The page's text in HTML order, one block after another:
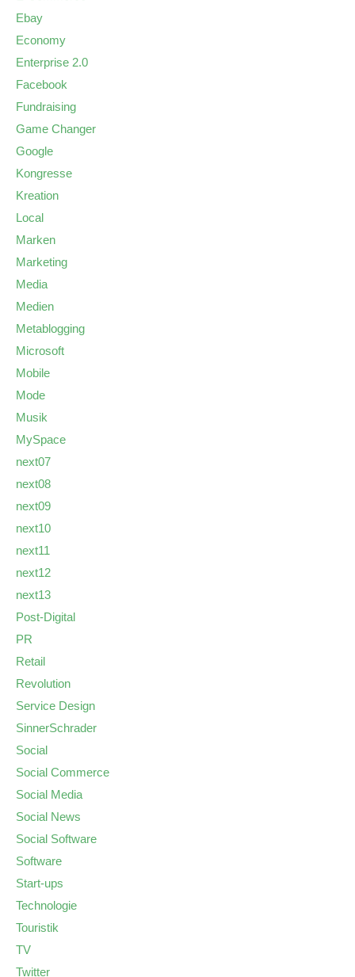
Ebay
Economy
Enterprise 2.0
Facebook
Fundraising
Game Changer
Google
Kongresse
Kreation
Local
Marken
Marketing
Media
Medien
Metablogging
Microsoft
Mobile
Mode
Musik
MySpace
next07
next08
next09
next10
next11
next12
next13
Post-Digital
PR
Retail
Revolution
Service Design
SinnerSchrader
Social
Social Commerce
Social Media
Social News
Social Software
Software
Start-ups
Technologie
Touristik
TV
Twitter